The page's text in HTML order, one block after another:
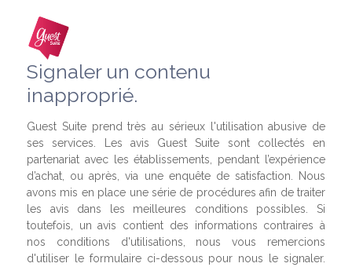
Signaler un contenu
inapproprié.
Guest Suite prend très au sérieux l'utilisation abusive de
ses services. Les avis Guest Suite sont collectés en
partenariat avec les établissements, pendant l’expérience
d’achat, ou après, via une enquête de satisfaction. Nous
avons mis en place une série de procédures afin de traiter
les avis dans les meilleures conditions possibles. Si
toutefois, un avis contient des informations contraires à
nos conditions d'utilisations, nous vous remercions
d'utiliser le formulaire ci-dessous pour nous le signaler.